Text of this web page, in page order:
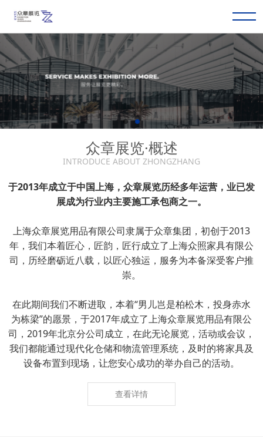
众章展览·概述
INTRODUCE ABOUT ZHONGZHANG
于2013年成立于中国上海，众章展览历经多年运营，业已发
展成为行业内主要施工承包商之一。
上海众章展览用品有限公司隶属于众章集团，初创于2013
年，我们本着匠心，匠韵，匠行成立了上海众照家具有限公
司，历经磨砺近八载，以匠心独运，服务为本备深受客户推
崇。
在此期间我们不断进取，本着“男儿岂是柏松木，投身赤水
为栋梁”的愿景，于2017年成立了上海众章展览用品有限公
司，2019年北京分公司成立，在此无论展览，活动或会议，
我们都能通过现代化仓储和物流管理系统，及时的将家具及
设备布置到现场，让您安心成功的举办自己的活动。
查看详情